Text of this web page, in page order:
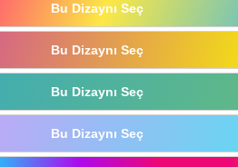
Bu Dizaynı Seç
Bu Dizaynı Seç
Bu Dizaynı Seç
Bu Dizaynı Seç